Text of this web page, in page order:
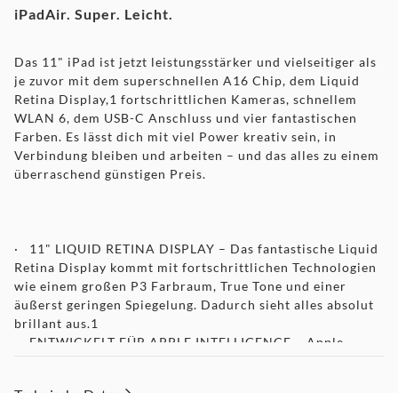
iPadAir. Super. Leicht.
Das 11" iPad ist jetzt leistungsstärker und vielseitiger als
je zuvor mit dem superschnellen A16 Chip, dem Liquid
Retina Display,1 fortschrittlichen Kameras, schnellem
WLAN 6, dem USB-C Anschluss und vier fantastischen
Farben. Es lässt dich mit viel Power kreativ sein, in
Verbindung bleiben und arbeiten – und das alles zu einem
überraschend günstigen Preis.
· 11" LIQUID RETINA DISPLAY – Das fantastische Liquid
Retina Display kommt mit fortschrittlichen Technologien
wie einem großen P3 Farbraum, True Tone und einer
äußerst geringen Spiegelung. Dadurch sieht alles absolut
brillant aus.1
ENTWICKELT FÜR APPLE INTELLIGENCE – Apple